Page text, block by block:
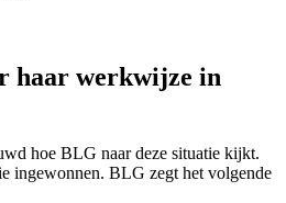
haar werkwijze in
hoe BLG naar deze situatie kijkt.
ingewonnen. BLG zegt het volgende